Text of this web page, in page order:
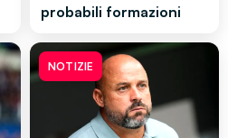
probabili formazioni
NOTIZIE